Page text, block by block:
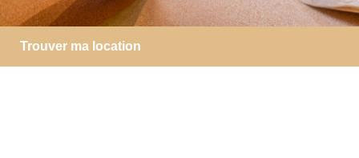
Trouver ma location